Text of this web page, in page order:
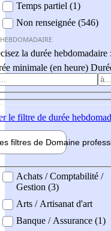
Temps partiel (1)
Non renseignée (546)
la durée hebdomadaire :
minimale (en heure)
le filtre de durée
filtres de Domaine pro
professionel
Achats / Comptabilité /
Gestion (3)
Arts / Artisanat d'art
Banque / Assurance (1)